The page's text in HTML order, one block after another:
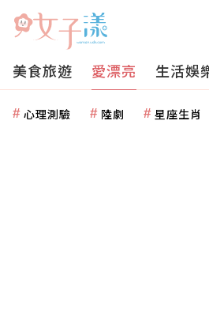
美食旅遊 愛漂亮 生活娛
心理測驗 陸劇 星座生肖